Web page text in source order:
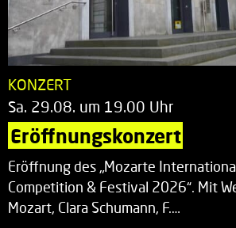
KONZERT
Sa. 29.08. um 19.00 Uhr
Eröffnungskonzert
Eröffnung des „Mozarte
Competition & Festival 2026“. Mit
Mozart, Clara Schumann, F.…